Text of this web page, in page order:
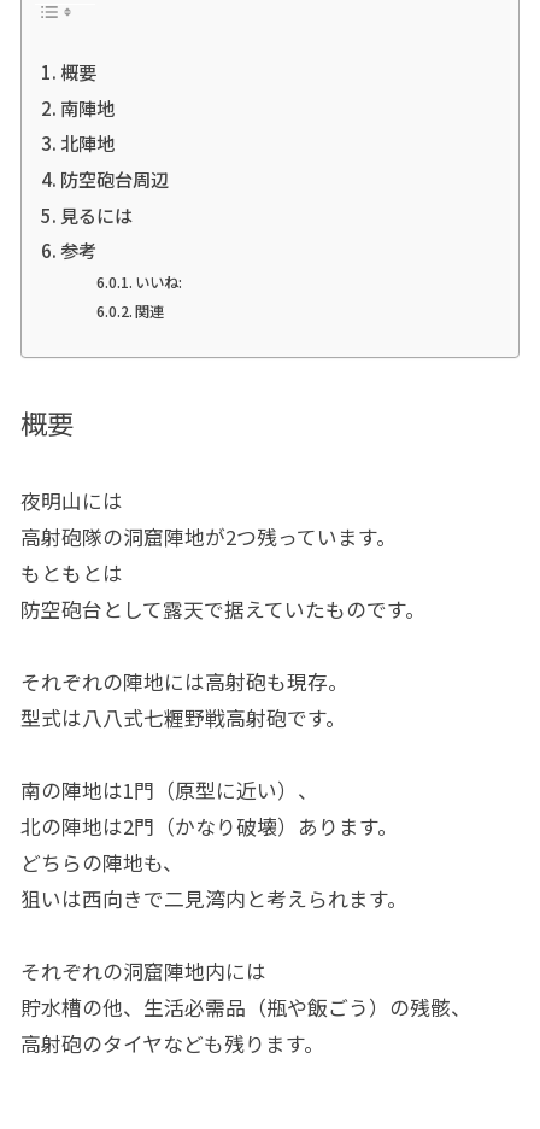
概要
南陣地
北陣地
防空砲台周辺
見るには
参考
いいね:
関連
概要
夜明山には
高射砲隊の洞窟陣地が2つ残っています。
もともとは
防空砲台として露天で据えていたものです。
それぞれの陣地には高射砲も現存。
型式は八八式七糎野戦高射砲です。
南の陣地は1門（原型に近い）、
北の陣地は2門（かなり破壊）あります。
どちらの陣地も、
狙いは西向きで二見湾内と考えられます。
それぞれの洞窟陣地内には
貯水槽の他、生活必需品（瓶や飯ごう）の残骸、
高射砲のタイヤなども残ります。